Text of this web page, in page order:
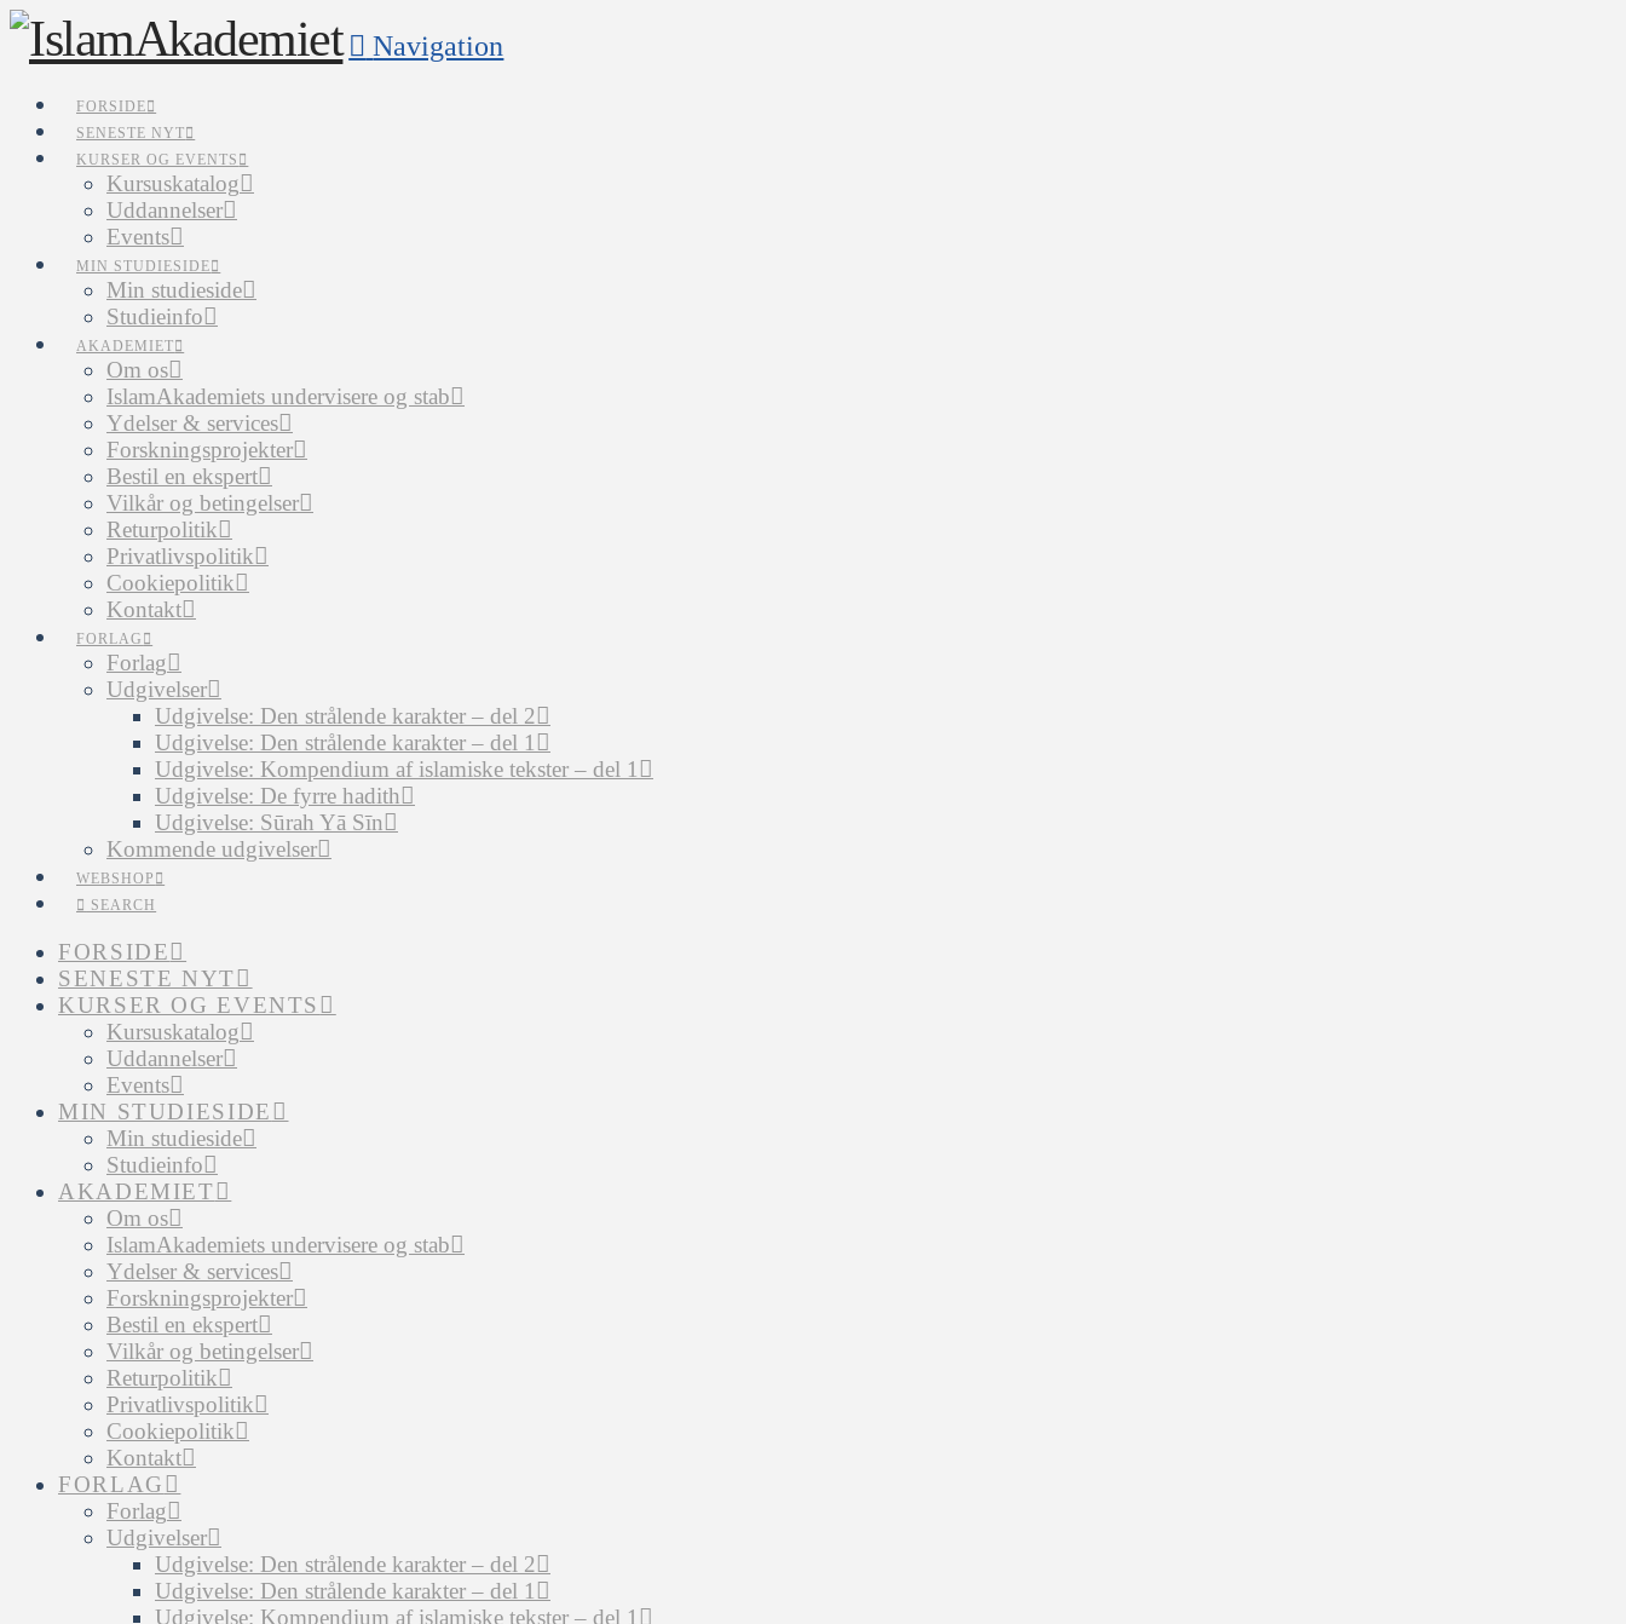
Navigation
FORSIDE
SENESTE NYT
KURSER OG EVENTS
Kursuskatalog
Uddannelser
Events
MIN STUDIESIDE
Min studieside
Studieinfo
AKADEMIET
Om os
IslamAkademiets undervisere og stab
Ydelser & services
Forskningsprojekter
Bestil en ekspert
Vilkår og betingelser
Returpolitik
Privatlivspolitik
Cookiepolitik
Kontakt
FORLAG
Forlag
Udgivelser
Udgivelse: Den strålende karakter – del 2
Udgivelse: Den strålende karakter – del 1
Udgivelse: Kompendium af islamiske tekster – del 1
Udgivelse: De fyrre hadith
Udgivelse: Sūrah Yā Sīn
Kommende udgivelser
WEBSHOP
SEARCH
FORSIDE
SENESTE NYT
KURSER OG EVENTS
Kursuskatalog
Uddannelser
Events
MIN STUDIESIDE
Min studieside
Studieinfo
AKADEMIET
Om os
IslamAkademiets undervisere og stab
Ydelser & services
Forskningsprojekter
Bestil en ekspert
Vilkår og betingelser
Returpolitik
Privatlivspolitik
Cookiepolitik
Kontakt
FORLAG
Forlag
Udgivelser
Udgivelse: Den strålende karakter – del 2
Udgivelse: Den strålende karakter – del 1
Udgivelse: Kompendium af islamiske tekster – del 1